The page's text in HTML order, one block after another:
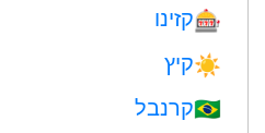
🎰קזינו
☀️קיץ
🇧🇷קרנבל